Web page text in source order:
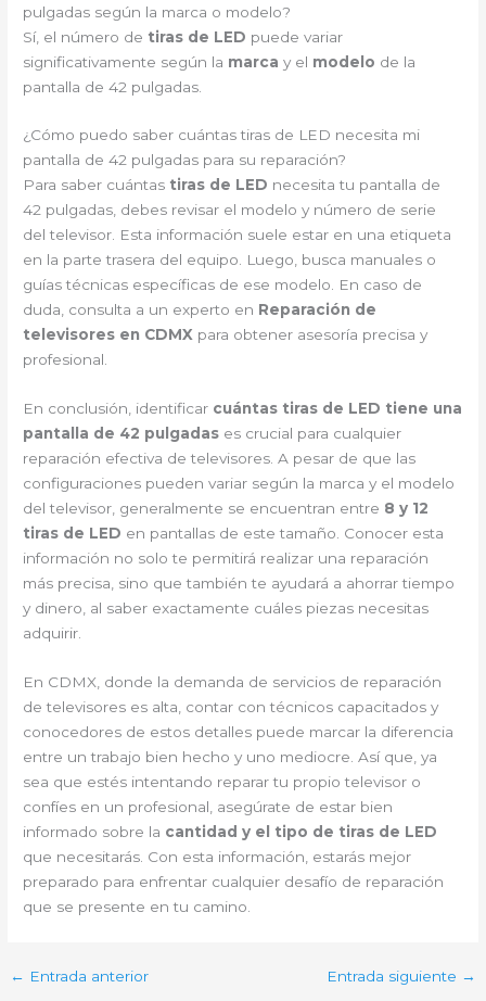
pulgadas según la marca o modelo?
Sí, el número de tiras de LED puede variar
significativamente según la marca y el modelo de la
pantalla de 42 pulgadas.
¿Cómo puedo saber cuántas tiras de LED necesita mi
pantalla de 42 pulgadas para su reparación?
Para saber cuántas tiras de LED necesita tu pantalla de
42 pulgadas, debes revisar el modelo y número de serie
del televisor. Esta información suele estar en una etiqueta
en la parte trasera del equipo. Luego, busca manuales o
guías técnicas específicas de ese modelo. En caso de
duda, consulta a un experto en Reparación de
televisores en CDMX para obtener asesoría precisa y
profesional.
En conclusión, identificar cuántas tiras de LED tiene una
pantalla de 42 pulgadas es crucial para cualquier
reparación efectiva de televisores. A pesar de que las
configuraciones pueden variar según la marca y el modelo
del televisor, generalmente se encuentran entre 8 y 12
tiras de LED en pantallas de este tamaño. Conocer esta
información no solo te permitirá realizar una reparación
más precisa, sino que también te ayudará a ahorrar tiempo
y dinero, al saber exactamente cuáles piezas necesitas
adquirir.
En CDMX, donde la demanda de servicios de reparación
de televisores es alta, contar con técnicos capacitados y
conocedores de estos detalles puede marcar la diferencia
entre un trabajo bien hecho y uno mediocre. Así que, ya
sea que estés intentando reparar tu propio televisor o
confíes en un profesional, asegúrate de estar bien
informado sobre la cantidad y el tipo de tiras de LED
que necesitarás. Con esta información, estarás mejor
preparado para enfrentar cualquier desafío de reparación
que se presente en tu camino.
← Entrada anterior Entrada siguiente →